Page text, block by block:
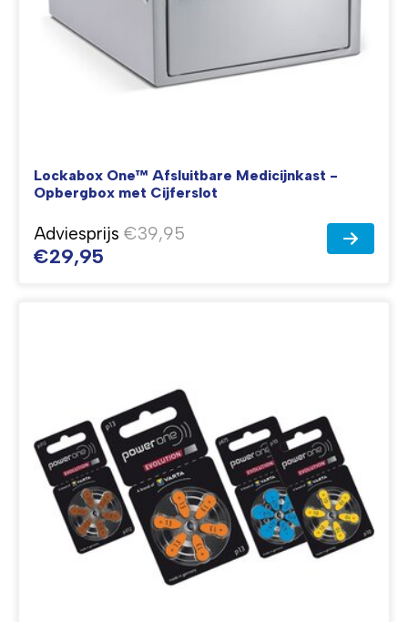
Lockabox One™ Afsluitbare Medicijnkast -
Opbergbox met Cijferslot
Adviesprijs €39,95
€29,95